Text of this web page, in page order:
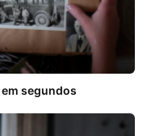
segundos